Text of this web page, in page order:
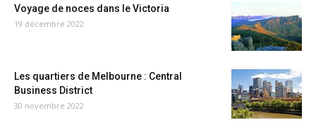
Voyage de noces dans le Victoria
19 décembre 2022
Les quartiers de Melbourne : Central
Business District
30 novembre 2022